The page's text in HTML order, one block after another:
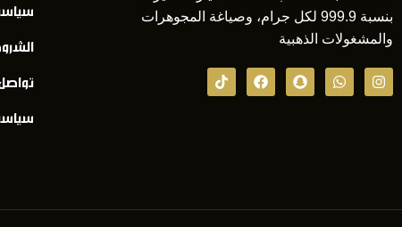
بنسبة 999.9 لكل جرام، وصياغة المجوهرات
والمشغولات الذهبية